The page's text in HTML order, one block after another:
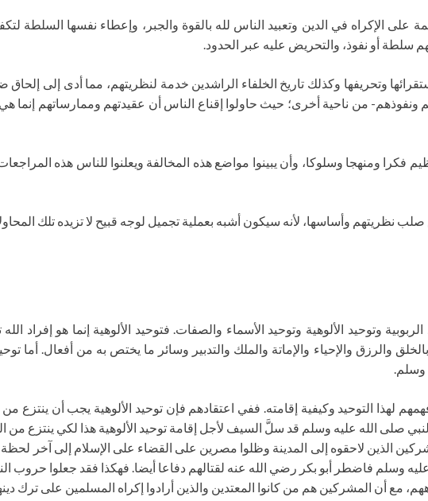
على الإكراه في الدين وتعبيد الناس لله بالقوة والجبر، وإعطاء نفسها السلطة
سلطة أو نفوذ، والتحريض عليه عبر الحدود.
وتحريفها وكذلك تاريخ الخلفاء الراشدين خدمة لنظريتهم، مما أدى إلى
من ناحية أخرى؛ حيث حاولوا إقناع الناس أن عقيدتهم وممارساتهم إنما
فكرا ومنهجا وسلوكا، وأن يبينوا مواضع هذه المخالفة ويعلنوا للناس هذه المراجعات
وأساسها، لأنه سيكون أشبه بعملية تجميل لوجه قبيح لا تزيده تلك
وتوحيد الألوهية وتوحيد الأسماء والصفات. فتوحيد الألوهية إنما هو إفراد الله
بالخلق والرزق والإحياء والإماتة والملك والتدبير وسائر ما يختص به من أفعال. أما
وسلم.
لهذا التوحيد وكيفية إقامته. ففي اعتقادهم فإن توحيد الألوهية يجب أن ينتزع من
النبي صلى الله عليه وسلم قد سلَّ السيف لأجل إقامة توحيد الألوهية هذا لكي ينتزع من
الذين لاحقوه إلى المدينة وظلوا مصرين على القضاء على الإسلام إلى آخر
وسلم فاضطر أبو بكر رضي الله عنه لقتالهم دفاعا أيضا. فهكذا فقد جعلوا حروب
مع أن المشركين هم من كانوا المعتدين والذين أرادوا إكراه المسلمين على ترك